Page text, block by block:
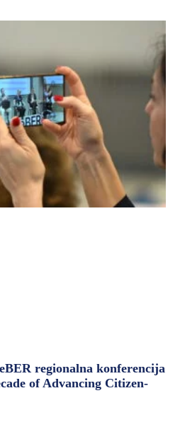
regionalna konferencija
of Advancing Citizen-